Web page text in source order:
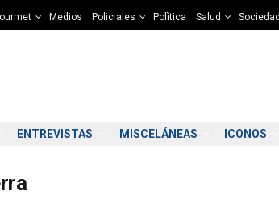
Medios Policiales Polìtica Salud Sociedad
ENTREVISTAS MISCELÁNEAS ICONOS